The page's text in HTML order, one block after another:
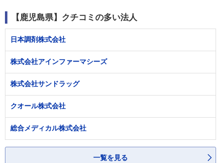
【鹿児島県】クチコミの多い法人
日本調剤株式会社
株式会社アインファーマシーズ
株式会社サンドラッグ
クオール株式会社
総合メディカル株式会社
一覧を見る